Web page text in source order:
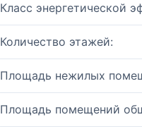
Класс энергетической
Количество этажей:
Площадь нежилых
Площадь помещений